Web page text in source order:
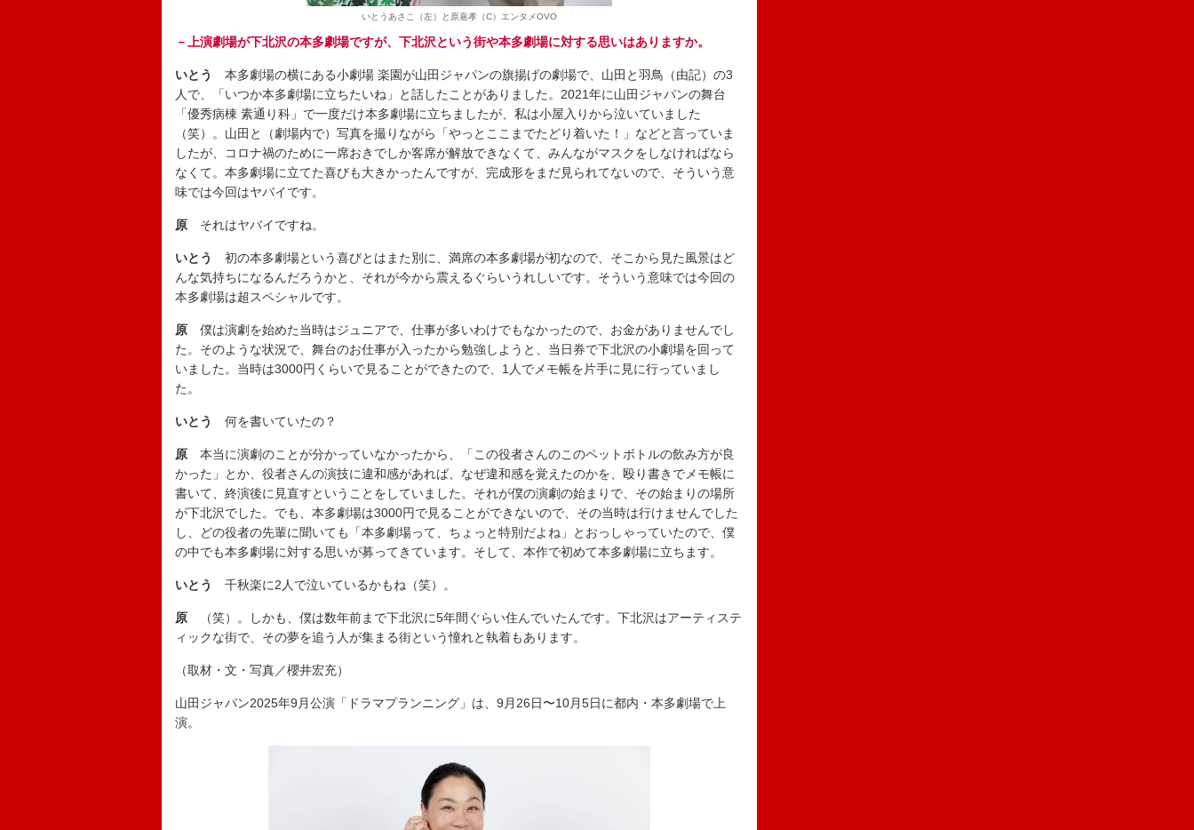
いとうあさこ（左）と原嘉孝（C）エンタメOVO
－上演劇場が下北沢の本多劇場ですが、下北沢という街や本多劇場に対する思いはありますか。
いとう
本多劇場の横にある小劇場 楽園が山田ジャパンの旗揚げの劇場で、山田と羽鳥（由記）の3
人で、「いつか本多劇場に立ちたいね」と話したことがありました。2021年に山田ジャパンの舞台
「優秀病棟 素通り科」で一度だけ本多劇場に立ちましたが、私は小屋入りから泣いていました
（笑）。山田と（劇場内で）写真を撮りながら「やっとここまでたどり着いた！」などと言っていま
したが、コロナ禍のために一席おきでしか客席が解放できなくて、みんながマスクをしなければなら
なくて。本多劇場に立てた喜びも大きかったんですが、完成形をまだ見られてないので、そういう意
味では今回はヤバイです。
原 それはヤバイですね。
いとう
初の本多劇場という喜びとはまた別に、満席の本多劇場が初なので、そこから見た風景はど
んな気持ちになるんだろうかと、それが今から震えるぐらいうれしいです。そういう意味では今回の
本多劇場は超スペシャルです。
原 僕は演劇を始めた当時はジュニアで、仕事が多いわけでもなかったので、お金がありませんでし
た。そのような状況で、舞台のお仕事が入ったから勉強しようと、当日券で下北沢の小劇場を回って
いました。当時は3000円くらいで見ることができたので、1人でメモ帳を片手に見に行っていまし
た。
いとう 何を書いていたの？
原 本当に演劇のことが分かっていなかったから、「この役者さんのこのペットボトルの飲み方が良
かった」とか、役者さんの演技に違和感があれば、なぜ違和感を覚えたのかを、殴り書きでメモ帳に
書いて、終演後に見直すということをしていました。それが僕の演劇の始まりで、その始まりの場所
が下北沢でした。でも、本多劇場は3000円で見ることができないので、その当時は行けませんでした
し、どの役者の先輩に聞いても「本多劇場って、ちょっと特別だよね」とおっしゃっていたので、僕
の中でも本多劇場に対する思いが募ってきています。そして、本作で初めて本多劇場に立ちます。
いとう 千秋楽に2人で泣いているかもね（笑）。
原 （笑）。しかも、僕は数年前まで下北沢に5年間ぐらい住んでいたんです。下北沢はアーティステ
ィックな街で、その夢を追う人が集まる街という憧れと執着もあります。
（取材・文・写真／櫻井宏充）
山田ジャパン2025年9月公演「ドラマプランニング」は、9月26日〜10月5日に都内・本多劇場で上
演。